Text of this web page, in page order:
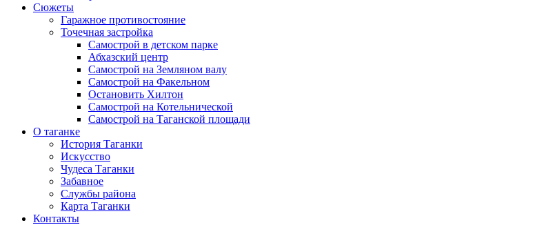
Сюжеты
Гаражное противостояние
Точечная застройка
Самострой в детском парке
Абхазский центр
Самострой на Земляном валу
Самострой на Факельном
Остановить Хилтон
Самострой на Котельнической
Самострой на Таганской площади
О таганке
История Таганки
Искусство
Чудеса Таганки
Забавное
Службы района
Карта Таганки
Контакты